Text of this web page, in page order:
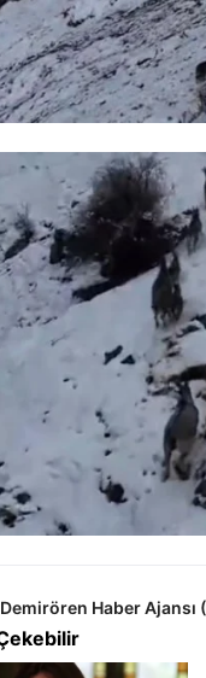
Demirören Haber Ajansı